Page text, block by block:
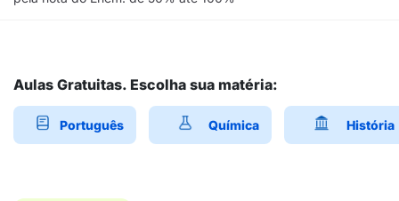
Aulas Gratuitas. Escolha sua matéria:
Português Química História